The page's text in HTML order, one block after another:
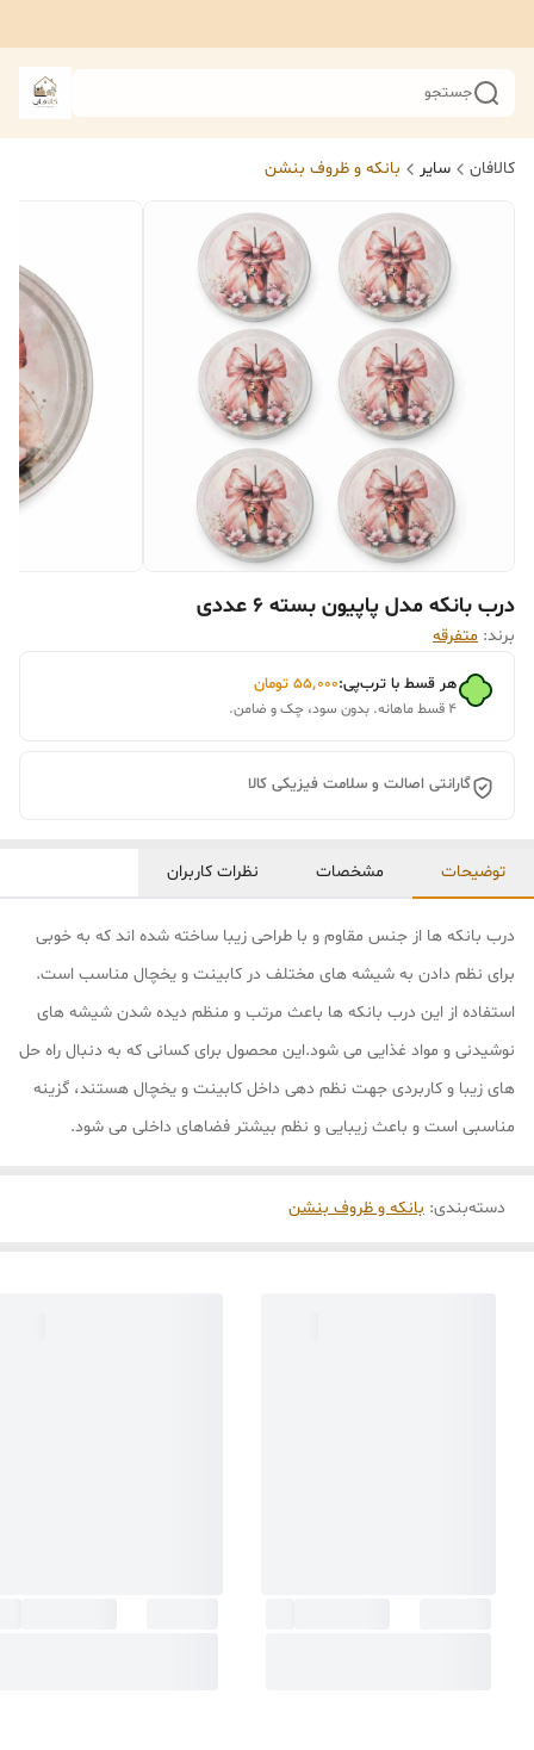
جستجو
کالافان سایر بانکه و ظروف بنشن
درب بانکه مدل پاپیون بسته 6 عددی
برند: متفرقه
هر قسط با ترب‌پی:۵۵٬۰۰۰ تومان
۴ قسط ماهانه. بدون سود، چک و ضامن.
گارانتی اصالت و سلامت فیزیکی کالا
توضیحات مشخصات نظرات کاربران
درب بانکه ها از جنس مقاوم و با طراحی زیبا ساخته شده اند که به خوبی
برای نظم دادن به شیشه های مختلف در کابینت و یخچال مناسب است.
استفاده از این درب بانکه ها باعث مرتب و منظم دیده شدن شیشه های
نوشیدنی و مواد غذایی می شود.این محصول برای کسانی که به دنبال راه حل
های زیبا و کاربردی جهت نظم دهی داخل کابینت و یخچال هستند، گزینه
مناسبی است و باعث زیبایی و نظم بیشتر فضاهای داخلی می شود.
دسته‌بندی: بانکه و ظروف بنشن